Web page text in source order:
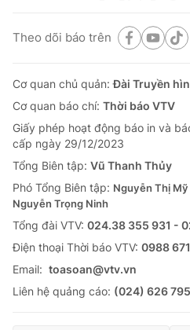
Theo dõi báo trên
Cơ quan chủ quản:Đài Truyền
Cơ quan báo chí: Thời báo VTV
Giấy phép hoạt động báo in và
cấp ngày 29/12/2023
Tổng Biên tập: Vũ Thanh Thủy
Phó Tổng Biên tập: Nguyễn Thị Mỹ
Nguyễn Trọng Ninh
Tổng đài VTV: 024.38 355 931 -
Ðiện thoại Thời báo VTV: 0988
Email: toasoan@vtv.vn
Liên hệ quảng cáo: (024) 626